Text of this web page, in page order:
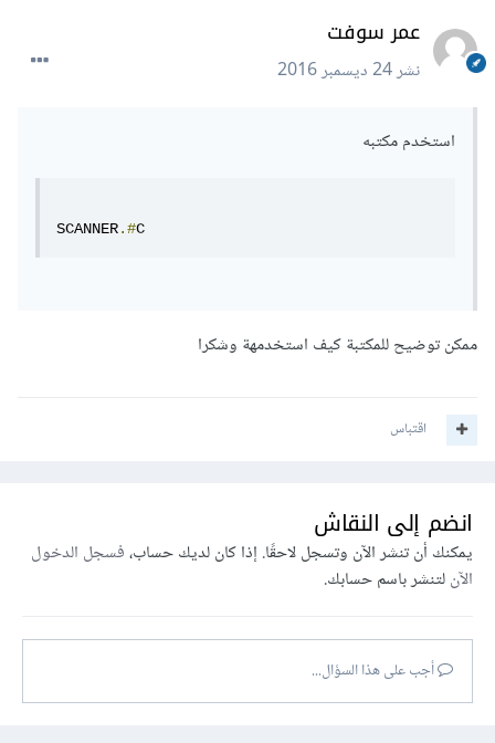
عمر سوفت
نشر24 ديسمبر 2016
استخدم مكتبه
SCANNER.#C
ممكن توضيح للمكتبة كيف استخدمهة وشكرا
اقتباس
انضم إلى النقاش
يمكنك أن تنشر الآن وتسجل لاحقًا. إذا كان لديك حساب،فسجل الدخول
الآنلتنشر باسم حسابك.
أجب على هذا السؤال...